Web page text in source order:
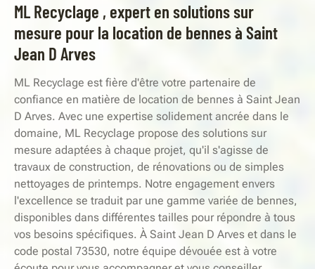
ML Recyclage , expert en solutions sur
mesure pour la location de bennes à Saint
Jean D Arves
ML Recyclage est fière d'être votre partenaire de
confiance en matière de location de bennes à Saint Jean
D Arves. Avec une expertise solidement ancrée dans le
domaine, ML Recyclage propose des solutions sur
mesure adaptées à chaque projet, qu'il s'agisse de
travaux de construction, de rénovations ou de simples
nettoyages de printemps. Notre engagement envers
l'excellence se traduit par une gamme variée de bennes,
disponibles dans différentes tailles pour répondre à tous
vos besoins spécifiques. À Saint Jean D Arves et dans le
code postal 73530, notre équipe dévouée est à votre